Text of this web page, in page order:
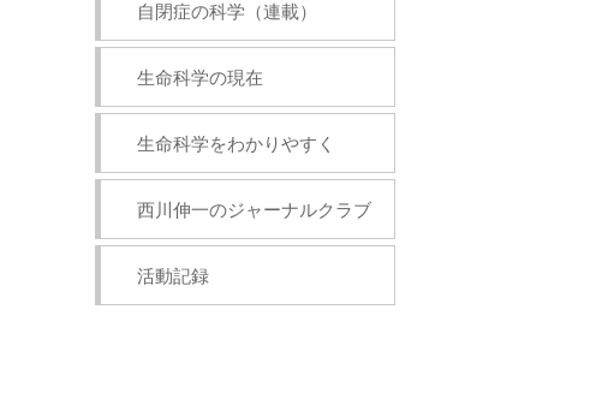
自閉症の科学（連載）
生命科学の現在
生命科学をわかりやすく
西川伸一のジャーナルクラブ
活動記録